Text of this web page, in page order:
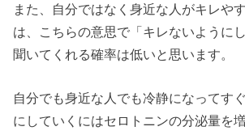
また、自分ではなく身近な人がキレや
は、こちらの意思で「キレないように
聞いてくれる確率は低いと思います。
自分でも身近な人でも冷静になってす
にしていくにはセロトニンの分泌量を